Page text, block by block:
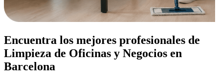
Encuentra los mejores profesionales de
Limpieza de Oficinas y Negocios en
Barcelona